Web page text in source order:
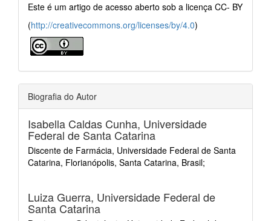
Este é um artigo de acesso aberto sob a licença CC- BY
(http://creativecommons.org/licenses/by/4.0)
Biografia do Autor
Isabella Caldas Cunha, Universidade
Federal de Santa Catarina
Discente de Farmácia, Universidade Federal de Santa
Catarina, Florianópolis, Santa Catarina, Brasil;
Luiza Guerra, Universidade Federal de
Santa Catarina